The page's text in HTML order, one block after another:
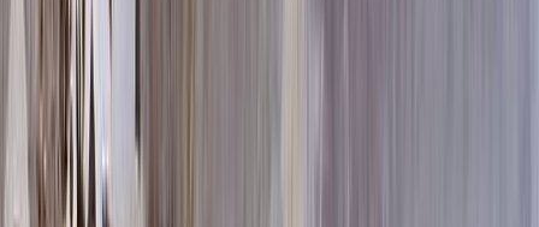
71 760 ₽
60x80x8 15x90x20
83 480 ₽
80x120x5 12x130x15
92 680 ₽
60x80x10 15x90x20
95 000 ₽
70x100x8 15x110x20
112 800 ₽